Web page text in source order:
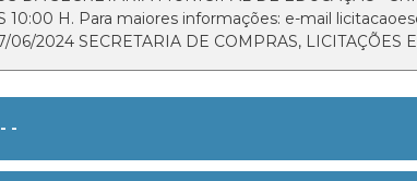
10:00 H. Para maiores informações: e-mail
2024 SECRETARIA DE COMPRAS, LICITAÇÕES
-